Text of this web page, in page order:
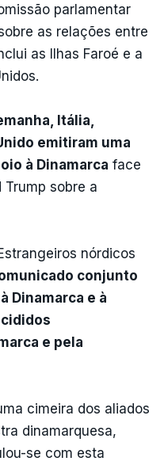
parlamentar
as relações entre
as Ilhas Faroé e a
Itália,
emitiram uma
à Dinamarca face
sobre a
nórdicos
conjunto
Dinamarca e à
e pela
cimeira dos aliados
dinamarquesa,
se com esta